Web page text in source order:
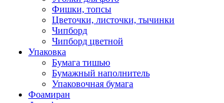
Фишки, топсы
Цветочки, листочки, тычинки
Чипборд
Чипборд цветной
Упаковка
Бумага тишью
Бумажный наполнитель
Упаковочная бумага
Фоамиран